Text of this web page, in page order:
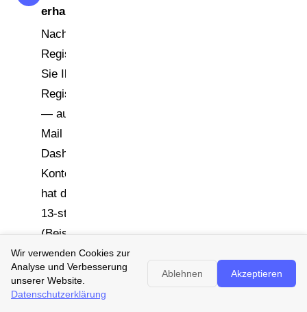
erhalten
Nach erfolgreicher
Registrierung erhalten
Sie Ihre Lucid-
Registrierungsnummer
— automatisch per E-
Mail und im
Dashboard Ihres
Kontos. Die Nummer
hat das Format DE +
13-stellige Ziffernfolge
(Beispiel:
DE1234567890123).
Sie können die
Nummer sofort
Wir verwenden Cookies zur
Analyse und Verbesserung
unserer Website.
Datenschutzerklärung
Ablehnen Akzeptieren